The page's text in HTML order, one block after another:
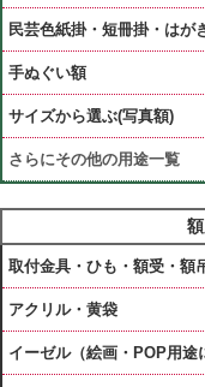
民芸色紙掛・短冊掛・はが
手ぬぐい額
サイズから選ぶ(写真額)
さらにその他の用途一覧
取付金具・ひも・額受・額
アクリル・黄袋
イーゼル（絵画・POP用途